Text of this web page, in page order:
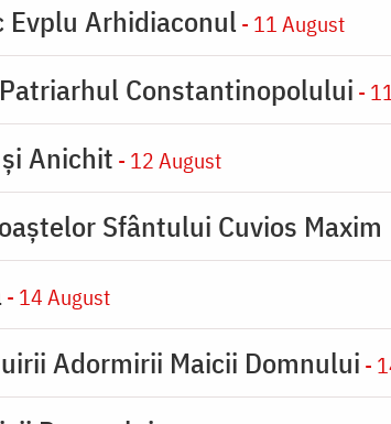
Evplu Arhidiaconul - 11 August
Constantinopolului -
Anichit - 12 August
Sfântului Cuvios
- 14 August
Adormirii Maicii Domnului -